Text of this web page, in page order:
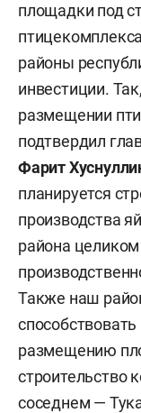
площадки под
районы
инвестиции.
размещении
подтвердил
Фарит
планируется
производства
района
Также наш
размещению
строительство
соседнем —